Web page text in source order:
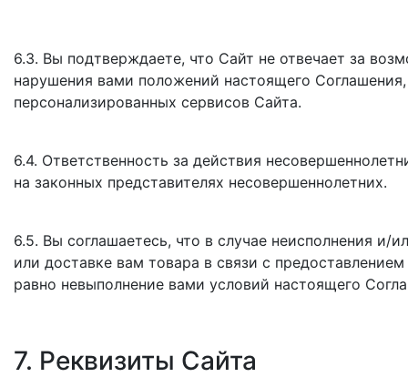
6.3. Вы подтверждаете, что Сайт не отвечает за
нарушения вами положений настоящего
персонализированных сервисов Сайта.
6.4. Ответственность за действия
на законных представителях несовершеннолетних.
6.5. Вы соглашаетесь, что в случае неисполнения
или доставке вам товара в связи с
равно невыполнение вами условий настоящего
7. Реквизиты Сайта